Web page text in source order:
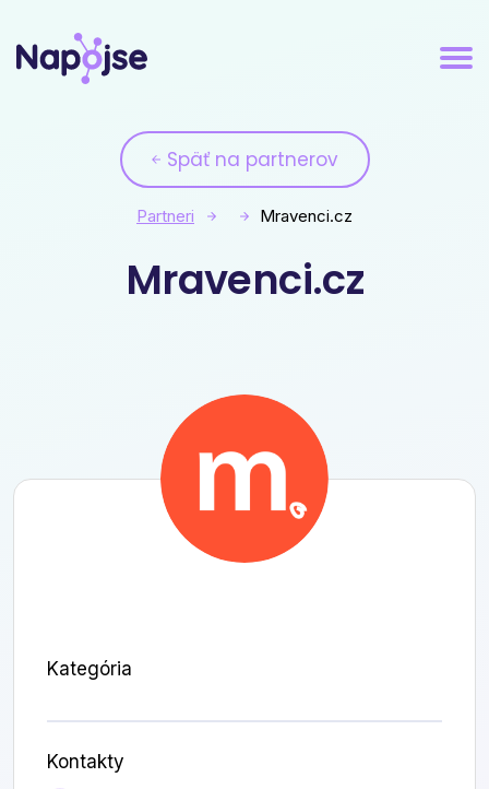
Späť na partnerov
Partneri Mravenci.cz
Mravenci.cz
Kategória
Kontakty